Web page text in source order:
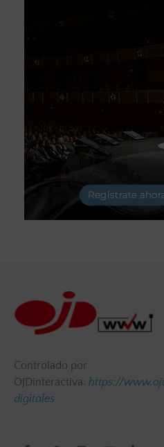
Controlado por
OJDinteractiva: https://
digitales